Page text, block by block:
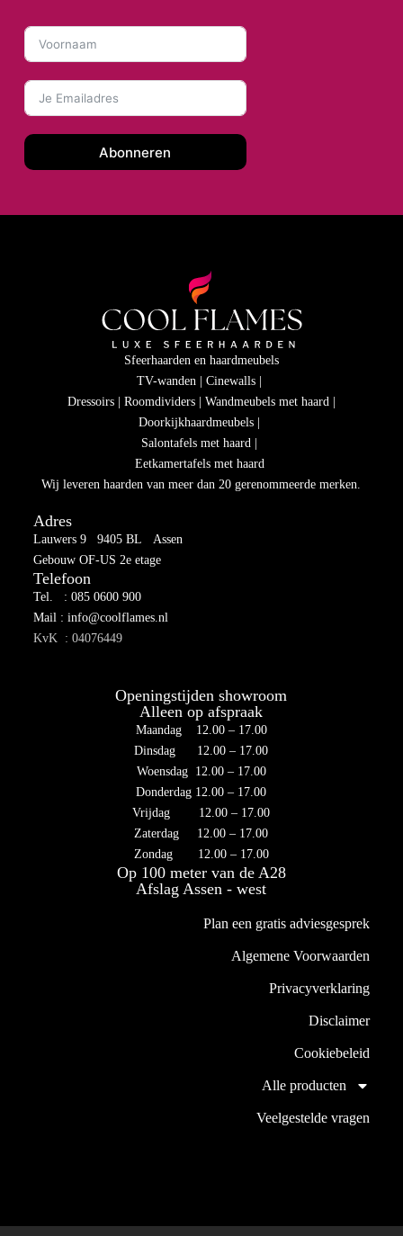
Abonneren
Sfeerhaarden en haardmeubels
TV-wanden | Cinewalls |
Dressoirs | Roomdividers | Wandmeubels met haard |
Doorkijkhaardmeubels |
Salontafels met haard |
Eetkamertafels met haard
Wij leveren haarden van meer dan 20 gerenommeerde merken.
Adres
Lauwers 9 9405 BL Assen
Gebouw OF-US 2e etage
Telefoon
Tel. : 085 0600 900
Mail : info@coolflames.nl
KvK : 04076449
Openingstijden showroom
Alleen op afspraak
Maandag 12.00 – 17.00
Dinsdag 12.00 – 17.00
Woensdag 12.00 – 17.00
Donderdag 12.00 – 17.00
Vrijdag 12.00 – 17.00
Zaterdag 12.00 – 17.00
Zondag 12.00 – 17.00
Op 100 meter van de A28
Afslag Assen - west
Plan een gratis adviesgesprek
Algemene Voorwaarden
Privacyverklaring
Disclaimer
Cookiebeleid
Alle producten
Veelgestelde vragen